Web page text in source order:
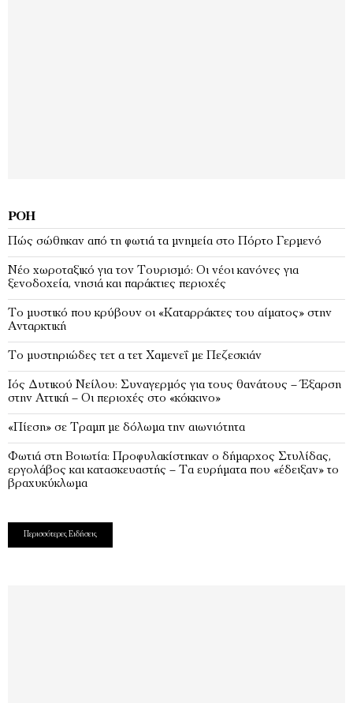
ΡΟΉ
Πώς σώθηκαν από τη φωτιά τα μνημεία στο Πόρτο Γερμενό
Νέο χωροταξικό για τον Τουρισμό: Οι νέοι κανόνες για
ξενοδοχεία, νησιά και παράκτιες περιοχές
Το μυστικό που κρύβουν οι «Καταρράκτες του αίματος» στην
Ανταρκτική
Το μυστηριώδες τετ α τετ Χαμενεΐ με Πεζεσκιάν
Ιός Δυτικού Νείλου: Συναγερμός για τους θανάτους – Έξαρση
στην Αττική – Οι περιοχές στο «κόκκινο»
«Πίεση» σε Τραμπ με δόλωμα την αιωνιότητα
Φωτιά στη Βοιωτία: Προφυλακίστηκαν ο δήμαρχος Στυλίδας,
εργολάβος και κατασκευαστής – Τα ευρήματα που «έδειξαν» το
βραχυκύκλωμα
Περισσότερες Ειδήσεις